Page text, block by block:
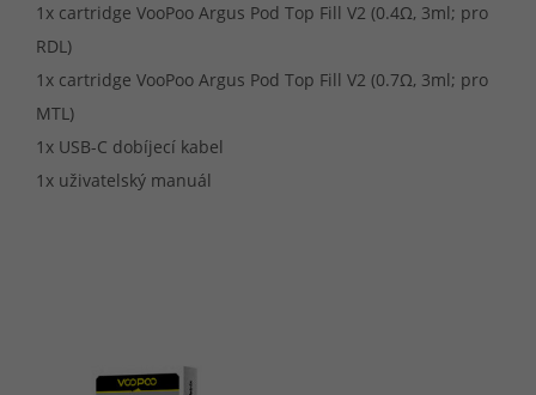
1x cartridge VooPoo Argus Pod Top Fill V2 (0.4Ω, 3ml; pro
RDL)
1x cartridge VooPoo Argus Pod Top Fill V2 (0.7Ω, 3ml; pro
MTL)
1x USB-C dobíjecí kabel
1x uživatelský manuál